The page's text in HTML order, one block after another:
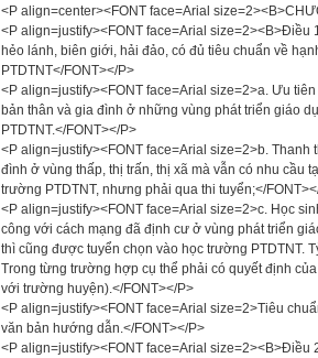
<P align=center><FONT face=Arial
<P align=justify><FONT face=Arial
hẻo lánh, biên giới, hải đảo, có đủ tiêu chuẩn về
PTDTNT</FONT></P>
<P align=justify><FONT face=Arial size=2>a. Ưu
bản thân và gia đình ở những vùng phát triển giáo
PTDTNT.</FONT></P>
<P align=justify><FONT face=Arial size=2>b.
đình ở vùng thấp, thị trấn, thị xã mà vẫn có nhu cầu
trường PTDTNT, nhưng phải qua thi tuyển;</
<P align=justify><FONT face=Arial size=2>c. Học
công với cách mạng đã định cư ở vùng phát triển
thì cũng được tuyển chọn vào học trường PTDTNT.
Trong từng trường hợp cụ thể phải có quyết định
với trường huyện).</FONT></P>
<P align=justify><FONT face=Arial size=2>Tiêu
văn bản hướng dẫn.</FONT></P>
<P align=justify><FONT face=Arial